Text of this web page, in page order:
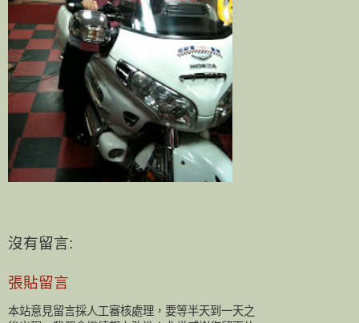
沒有留言:
張貼留言
本站意見留言採人工審核處理，要等半天到一天之